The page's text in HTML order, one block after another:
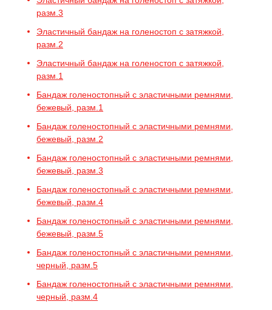
разм.3
Эластичный бандаж на голеностоп с затяжкой,
разм.2
Эластичный бандаж на голеностоп с затяжкой,
разм.1
Бандаж голеностопный с эластичными ремнями,
бежевый, разм.1
Бандаж голеностопный с эластичными ремнями,
бежевый, разм.2
Бандаж голеностопный с эластичными ремнями,
бежевый, разм.3
Бандаж голеностопный с эластичными ремнями,
бежевый, разм.4
Бандаж голеностопный с эластичными ремнями,
бежевый, разм.5
Бандаж голеностопный с эластичными ремнями,
черный, разм.5
Бандаж голеностопный с эластичными ремнями,
черный, разм.4